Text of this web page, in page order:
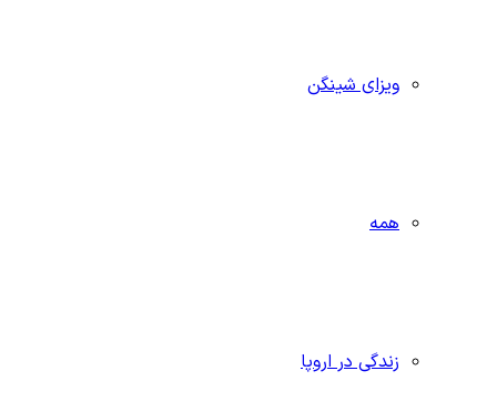
ویزای شینگن
همه
زندگی در اروپا